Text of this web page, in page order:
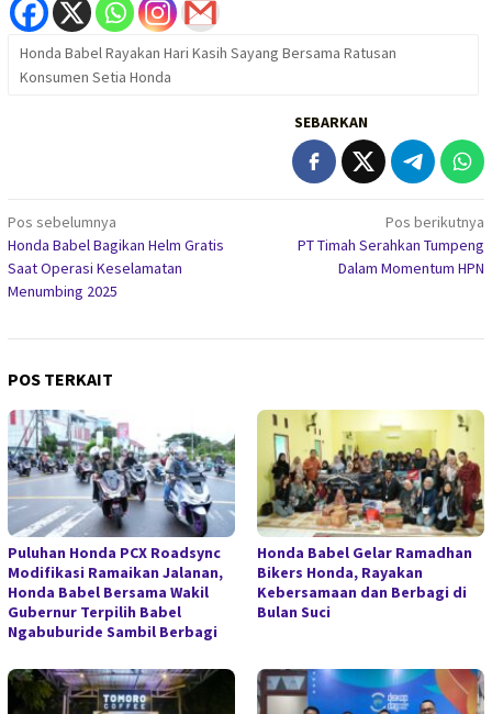
Honda Babel Rayakan Hari Kasih Sayang Bersama Ratusan
Konsumen Setia Honda
SEBARKAN
Navigasi
pos
Pos sebelumnya
Honda Babel Bagikan Helm Gratis
Saat Operasi Keselamatan
Menumbing 2025
Pos berikutnya
PT Timah Serahkan Tumpeng
Dalam Momentum HPN
POS TERKAIT
Puluhan Honda PCX Roadsync
Modifikasi Ramaikan Jalanan,
Honda Babel Bersama Wakil
Gubernur Terpilih Babel
Ngabuburide Sambil Berbagi
Honda Babel Gelar Ramadhan
Bikers Honda, Rayakan
Kebersamaan dan Berbagi di
Bulan Suci